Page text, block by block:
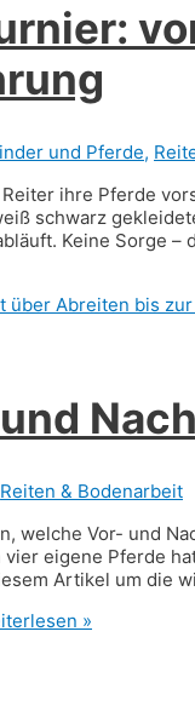
und Pferde,
ihre Pferde
schwarz
Keine Sorge
über Abreiten bis
Reiten & Bodenarbeit
welche Vor- und
eigene Pferde
Artikel um die
»